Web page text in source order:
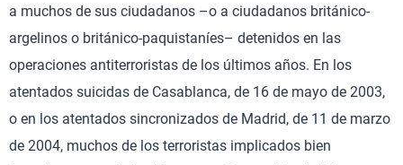
a muchos de sus ciudadanos –o a ciudadanos británico-
argelinos o británico-paquistaníes– detenidos en las
operaciones antiterroristas de los últimos años. En los
atentados suicidas de Casablanca, de 16 de mayo de 2003,
o en los atentados sincronizados de Madrid, de 11 de marzo
de 2004, muchos de los terroristas implicados bien